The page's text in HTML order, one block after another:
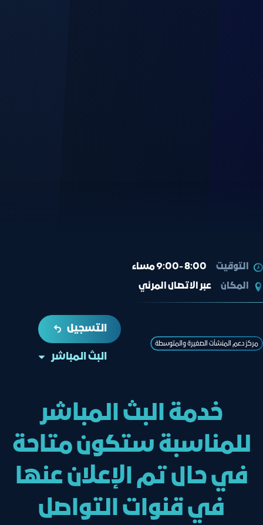
التوقيت
8:00 -9:00 مساء
المكان
عبر الاتصال المرئي
مركز دعم المنشآت الصغيرة والمتوسطة
التسجيل
البث المباشر
خدمة البث المباشر
للمناسبة ستكون متاحة
في حال تم الإعلان عنها
في قنوات التواصل